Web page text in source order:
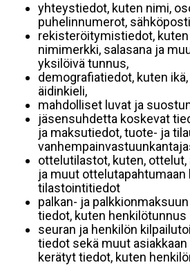
yhteystiedot, kuten nimi,
puhelinnumerot,
rekisteröitymistiedot,
nimimerkki, salasana ja
yksilöivä tunnus,
demografiatiedot, kuten
äidinkieli,
mahdolliset luvat ja
jäsensuhdetta koskevat
ja maksutiedot, tuote- ja
ottelutilastot, kuten,
ja muut ottelutapahtumaan
tilastointitiedot
palkan- ja
tiedot, kuten henkilötunnus
seuran ja henkilön
tiedot sekä muut
kerätyt tiedot, kuten